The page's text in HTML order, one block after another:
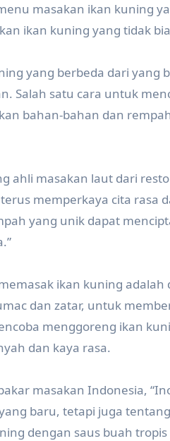
masakan ikan kuning
ikan kuning yang tidak
yang berbeda dari
Salah satu cara untuk
bahan-bahan dan
ahli masakan laut dari
memperkaya cita rasa
yang unik dapat
ikan kuning
dan zatar, untuk
menggoreng ikan
dan kaya rasa.
masakan Indonesia,
baru, tetapi juga
dengan saus buah